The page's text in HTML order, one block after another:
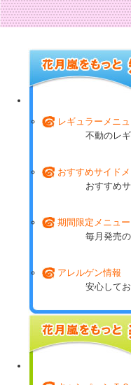
レギュラーメニ
不動のレ
おすすめサイド
おすすめ
期間限定メニュー
毎月発売
アレルゲン情報
安心して
花月嵐ミュージ
これまで